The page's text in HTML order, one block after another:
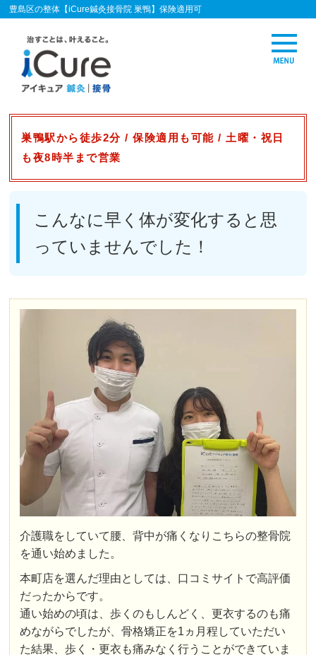
豊島区の整体【iCure鍼灸接骨院 巣鴨】保険適用可
巣鴨駅から徒歩2分 / 保険適用も可能 / 土曜・祝日
も夜8時半まで営業
こんなに早く体が変化すると思
っていませんでした！
介護職をしていて腰、背中が痛くなりこちらの整骨院
を通い始めました。
本町店を選んだ理由としては、口コミサイトで高評価
だったからです。
通い始めの頃は、歩くのもしんどく、更衣するのも痛
めながらでしたが、骨格矯正を1ヵ月程していただい
た結果、歩く・更衣も痛みなく行うことができていま